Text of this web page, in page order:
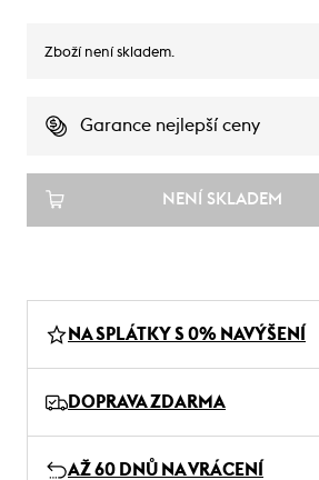
Zboží není skladem.
Garance nejlepší ceny
NENÍ SKLADEM
NA SPLÁTKY S 0% NAVÝŠENÍ
DOPRAVA ZDARMA
AŽ 60 DNŮ NA VRÁCENÍ